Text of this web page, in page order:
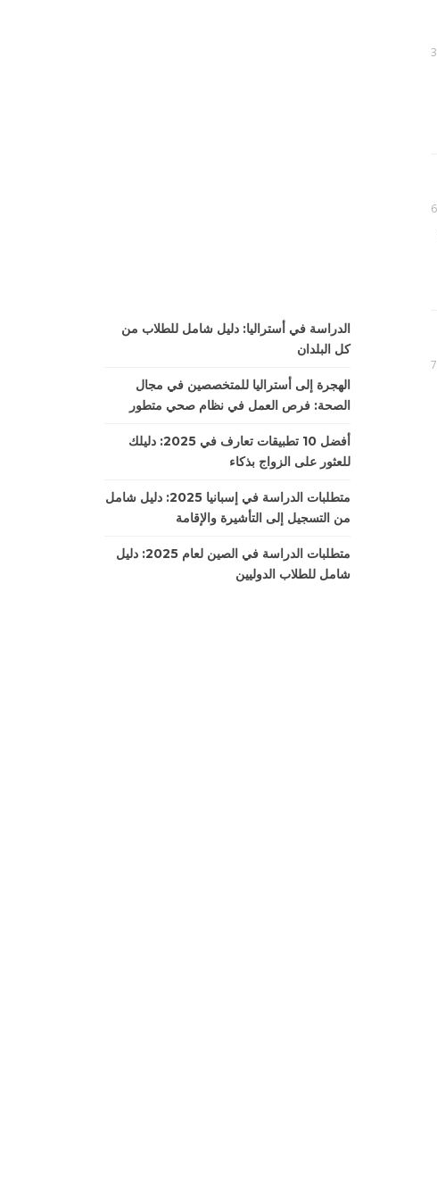
الدراسة في أستراليا: دليل شامل للطلاب من
كل البلدان
الهجرة إلى أستراليا للمتخصصين في مجال
الصحة: فرص العمل في نظام صحي متطور
أفضل 10 تطبيقات تعارف في 2025: دليلك
للعثور على الزواج بذكاء
متطلبات الدراسة في إسبانيا 2025: دليل شامل
من التسجيل إلى التأشيرة والإقامة
متطلبات الدراسة في الصين لعام 2025: دليل
شامل للطلاب الدوليين